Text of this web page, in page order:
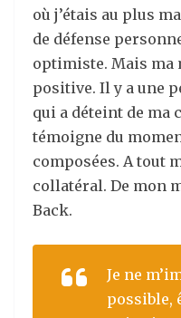
où j’étais au plus
de défense
optimiste. Mais ma
positive. Il y a une
qui a déteint de ma
témoigne du
composées. A tout
collatéral. De mon
Back.
Je ne
possible,